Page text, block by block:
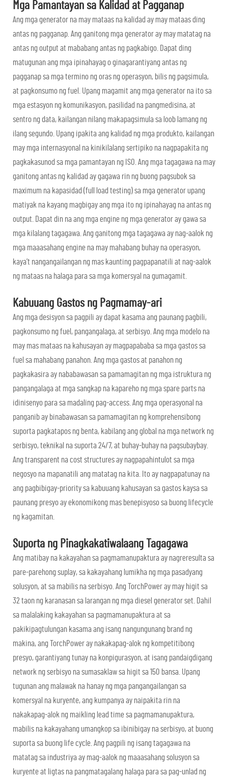
Mga Pamantayan sa Kalidad at Pagganap
Ang mga generator na may mataas na kalidad ay may mataas ding
antas ng pagganap. Ang ganitong mga generator ay may matatag na
antas ng output at mababang antas ng pagkabigo. Dapat ding
matugunan ang mga ipinahayag o ginagarantiyang antas ng
pagganap sa mga termino ng oras ng operasyon, bilis ng pagsimula,
at pagkonsumo ng fuel. Upang magamit ang mga generator na ito sa
mga estasyon ng komunikasyon, pasilidad na pangmedisina, at
sentro ng data, kailangan nilang makapagsimula sa loob lamang ng
ilang segundo. Upang ipakita ang kalidad ng mga produkto, kailangan
may mga internasyonal na kinikilalang sertipiko na nagpapakita ng
pagkakasunod sa mga pamantayan ng ISO. Ang mga tagagawa na may
ganitong antas ng kalidad ay gagawa rin ng buong pagsubok sa
maximum na kapasidad (full load testing) sa mga generator upang
matiyak na kayang magbigay ang mga ito ng ipinahayag na antas ng
output. Dapat din na ang mga engine ng mga generator ay gawa sa
mga kilalang tagagawa. Ang ganitong mga tagagawa ay nag-aalok ng
mga maaasahang engine na may mahabang buhay na operasyon,
kaya’t nangangailangan ng mas kaunting pagpapanatili at nag-aalok
ng mataas na halaga para sa mga komersyal na gumagamit.
Kabuuang Gastos ng Pagmamay-ari
Ang mga desisyon sa pagpili ay dapat kasama ang paunang pagbili,
pagkonsumo ng fuel, pangangalaga, at serbisyo. Ang mga modelo na
may mas mataas na kahusayan ay magpapababa sa mga gastos sa
fuel sa mahabang panahon. Ang mga gastos at panahon ng
pagkakasira ay nababawasan sa pamamagitan ng mga istruktura ng
pangangalaga at mga sangkap na kapareho ng mga spare parts na
idinisenyo para sa madaling pag-access. Ang mga operasyonal na
panganib ay binabawasan sa pamamagitan ng komprehensibong
suporta pagkatapos ng benta, kabilang ang global na mga network ng
serbisyo, teknikal na suporta 24/7, at buhay-buhay na pagsubaybay.
Ang transparent na cost structures ay nagpapahintulot sa mga
negosyo na mapanatili ang matatag na kita. Ito ay nagpapatunay na
ang pagbibigay-priority sa kabuuang kahusayan sa gastos kaysa sa
paunang presyo ay ekonomikong mas benepisyoso sa buong lifecycle
ng kagamitan.
Suporta ng Pinagkakatiwalaang Tagagawa
Ang matibay na kakayahan sa pagmamanupaktura ay nagreresulta sa
pare-parehong suplay, sa kakayahang lumikha ng mga pasadyang
solusyon, at sa mabilis na serbisyo. Ang TorchPower ay may higit sa
32 taon ng karanasan sa larangan ng mga diesel generator set. Dahil
sa malalaking kakayahan sa pagmamanupaktura at sa
pakikipagtulungan kasama ang isang nangungunang brand ng
makina, ang TorchPower ay nakakapag-alok ng kompetitibong
presyo, garantiyang tunay na konpigurasyon, at isang pandaigdigang
network ng serbisyo na sumasaklaw sa higit sa 150 bansa. Upang
tugunan ang malawak na hanay ng mga pangangailangan sa
komersyal na kuryente, ang kumpanya ay naipakita rin na
nakakapag-alok ng maikling lead time sa pagmamanupaktura,
mabilis na kakayahang umangkop sa ibinibigay na serbisyo, at buong
suporta sa buong life cycle. Ang pagpili ng isang tagagawa na
matatag sa industriya ay mag-aalok ng maaasahang solusyon sa
kuryente at ligtas na pangmatagalang halaga para sa pag-unlad ng